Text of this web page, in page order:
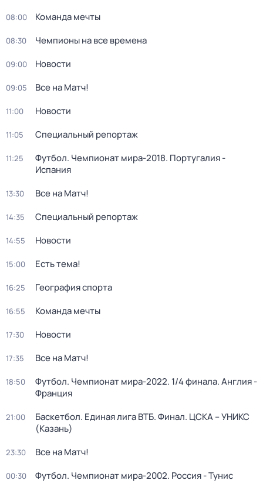
08:00 Команда мечты
08:30 Чемпионы на все времена
09:00 Новости
09:05 Все на Матч!
11:00 Новости
11:05 Специальный репортаж
11:25
Футбол. Чемпионат мира-2018. Португалия -
Испания
13:30 Все на Матч!
14:35 Специальный репортаж
14:55 Новости
15:00 Есть тема!
16:25 География спорта
16:55 Команда мечты
17:30 Новости
17:35 Все на Матч!
18:50
Футбол. Чемпионат мира-2022. 1/4 финала. Англия -
Франция
21:00
Баскетбол. Единая лига ВТБ. Финал. ЦСКА – УНИКС
(Казань)
23:30 Все на Матч!
00:30 Футбол. Чемпионат мира-2002. Россия - Тунис